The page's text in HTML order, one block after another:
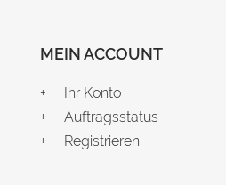
MEIN ACCOUNT
Ihr Konto
Auftragsstatus
Registrieren